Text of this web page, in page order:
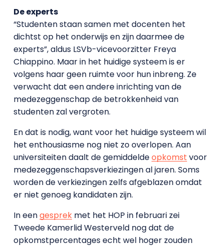
De experts
“Studenten staan samen met docenten het
dichtst op het onderwijs en zijn daarmee de
experts”, aldus LSVb-vicevoorzitter Freya
Chiappino. Maar in het huidige systeem is er
volgens haar geen ruimte voor hun inbreng. Ze
verwacht dat een andere inrichting van de
medezeggenschap de betrokkenheid van
studenten zal vergroten.
En dat is nodig, want voor het huidige systeem wil
het enthousiasme nog niet zo overlopen. Aan
universiteiten daalt de gemiddeldeopkomst voor
medezeggenschapsverkiezingen al jaren. Soms
worden de verkiezingen zelfs afgeblazen omdat
er niet genoeg kandidaten zijn.
In eengesprekmet het HOP in februari zei
Tweede Kamerlid Westerveld nog dat de
opkomstpercentages echt wel hoger zouden